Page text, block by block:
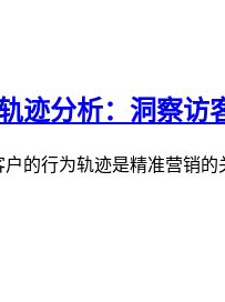
迹分析：洞察访
的行为轨迹是精准营销